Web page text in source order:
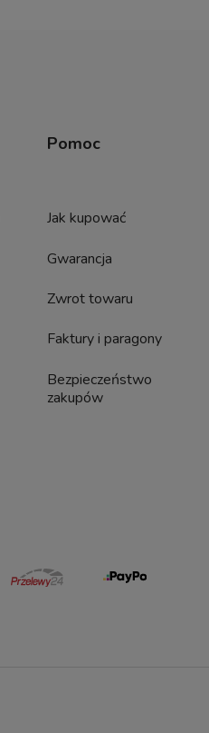
Pomoc
Jak kupować
Gwarancja
Zwrot towaru
Faktury i paragony
Bezpieczeństwo
zakupów